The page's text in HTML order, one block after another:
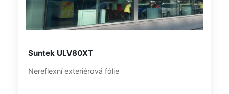
Suntek ULV80XT
Nereflexní exteriérová fólie